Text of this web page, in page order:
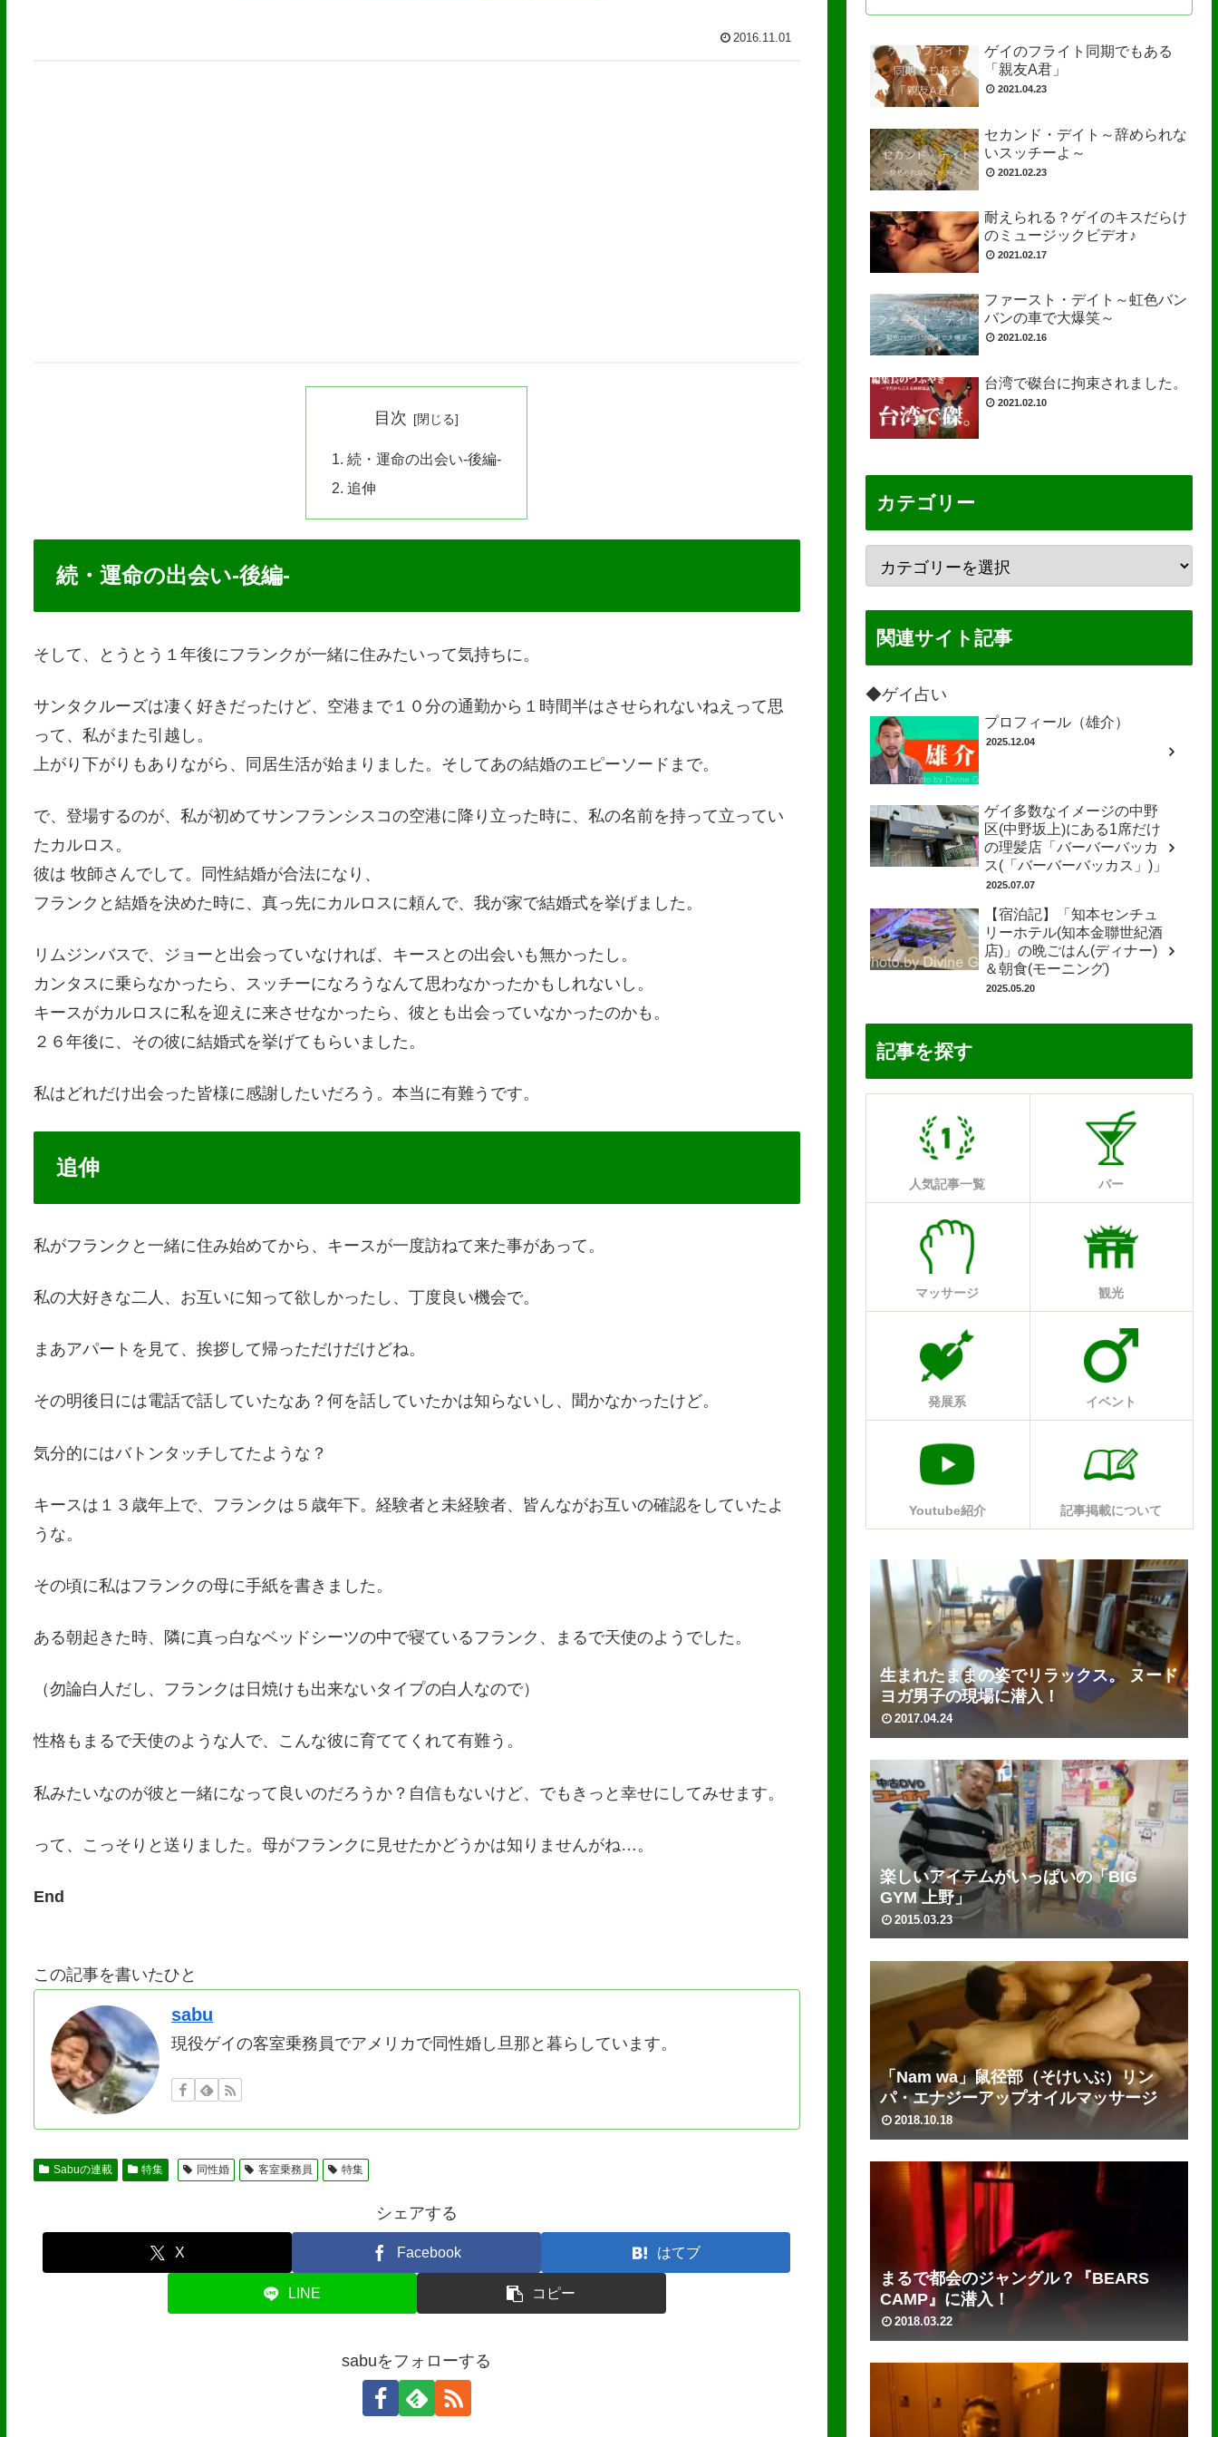
2016.11.01
目次
続・運命の出会い-後編-
追伸
続・運命の出会い-後編-
そして、とうとう１年後にフランクが一緒に住みたいって気持ちに。
サンタクルーズは凄く好きだったけど、空港まで１０分の通勤から１時間半はさせられないねえって思
って、私がまた引越し。
上がり下がりもありながら、同居生活が始まりました。そしてあの結婚のエピーソードまで。
で、登場するのが、私が初めてサンフランシスコの空港に降り立った時に、私の名前を持って立ってい
たカルロス。
彼は 牧師さんでして。同性結婚が合法になり、
フランクと結婚を決めた時に、真っ先にカルロスに頼んで、我が家で結婚式を挙げました。
リムジンバスで、ジョーと出会っていなければ、キースとの出会いも無かったし。
カンタスに乗らなかったら、スッチーになろうなんて思わなかったかもしれないし。
キースがカルロスに私を迎えに来させなかったら、彼とも出会っていなかったのかも。
２６年後に、その彼に結婚式を挙げてもらいました。
私はどれだけ出会った皆様に感謝したいだろう。本当に有難うです。
追伸
私がフランクと一緒に住み始めてから、キースが一度訪ねて来た事があって。
私の大好きな二人、お互いに知って欲しかったし、丁度良い機会で。
まあアパートを見て、挨拶して帰っただけだけどね。
その明後日には電話で話していたなあ？何を話していたかは知らないし、聞かなかったけど。
気分的にはバトンタッチしてたような？
キースは１３歳年上で、フランクは５歳年下。経験者と未経験者、皆んながお互いの確認をしていたよ
うな。
その頃に私はフランクの母に手紙を書きました。
ある朝起きた時、隣に真っ白なベッドシーツの中で寝ているフランク、まるで天使のようでした。
（勿論白人だし、フランクは日焼けも出来ないタイプの白人なので）
性格もまるで天使のような人で、こんな彼に育ててくれて有難う。
私みたいなのが彼と一緒になって良いのだろうか？自信もないけど、でもきっと幸せにしてみせます。
って、こっそりと送りました。母がフランクに見せたかどうかは知りませんがね…。
End
この記事を書いたひと
sabu
現役ゲイの客室乗務員でアメリカで同性婚し旦那と暮らしています。
Sabuの連載 特集 同性婚 客室乗務員 特集
シェアする
X Facebook はてブ
LINE コピー
sabuをフォローする
ゲイのフライト同期でもある
「親友A君」
2021.04.23
セカンド・デイト～辞められな
いスッチーよ～
2021.02.23
耐えられる？ゲイのキスだらけ
のミュージックビデオ♪
2021.02.17
ファースト・デイト～虹色バン
バンの車で大爆笑～
2021.02.16
台湾で磔台に拘束されました。
2021.02.10
カテゴリー
関連サイト記事
◆ゲイ占い
プロフィール（雄介）
2025.12.04
ゲイ多数なイメージの中野
区(中野坂上)にある1席だけ
の理髪店「バーバーバッカ
ス(「バーバーバッカス」)」
2025.07.07
【宿泊記】「知本センチュ
リーホテル(知本金聯世紀酒
店)」の晩ごはん(ディナー)
＆朝食(モーニング)
2025.05.20
記事を探す
人気記事一覧 バー
マッサージ 観光
発展系 イベント
Youtube紹介 記事掲載について
生まれたままの姿でリラックス。 ヌード
ヨガ男子の現場に潜入！
2017.04.24
楽しいアイテムがいっぱいの「BIG
GYM 上野」
2015.03.23
「Nam wa」鼠径部（そけいぶ）リン
パ・エナジーアップオイルマッサージ
2018.10.18
まるで都会のジャングル？『BEARS
CAMP』に潜入！
2018.03.22